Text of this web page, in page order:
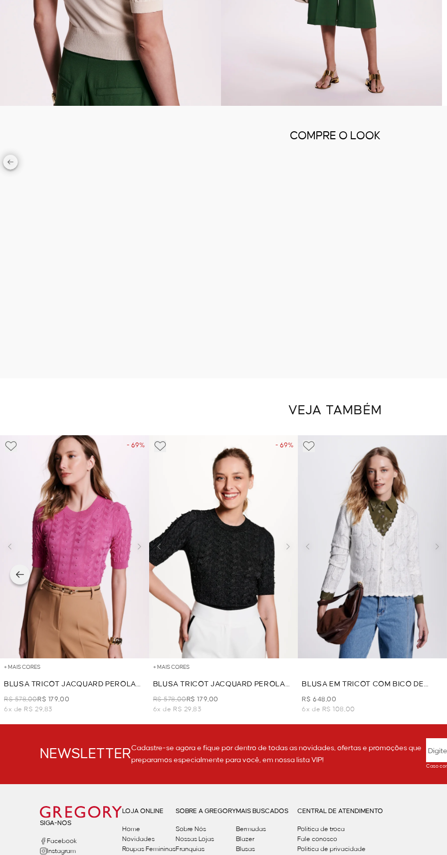
COMPRE O LOOK
VEJA TAMBÉM
- 69%
+ MAIS CORES
BLUSA TRICOT JACQUARD PEROLAS
- PINK
R$ 578,00R$ 179,00
6x de R$ 29,83
- 69%
+ MAIS CORES
BLUSA TRICOT JACQUARD PEROLAS
- PRETO
R$ 578,00R$ 179,00
6x de R$ 29,83
BLUSA EM TRICOT COM BICO DE
TRICOT - OFF WHITE
R$ 648,00
6x de R$ 108,00
NEWSLETTERCadastre-se agora e fique por dentro de todas as novidades, ofertas e promoções que
preparamos especialmente para você, em nossa lista VIP!
Caso
SIGA-NOS
Facebook
Instagram
LOJA ONLINE
Home
Novidades
Roupas Femininas
SOBRE A GREGORY
Sobre Nós
Nossas Lojas
Franquias
MAIS BUSCADOS
Bermudas
Blazer
Blusas
CENTRAL DE ATENDIMENTO
Política de troca
Fale conosco
Politica de privacidade